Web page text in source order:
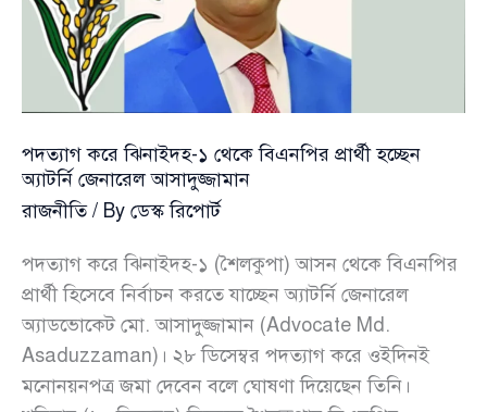
প্রথম
বৈঠক
পদত্যাগ করে ঝিনাইদহ-১ থেকে বিএনপির প্রার্থী হচ্ছেন
অ্যাটর্নি জেনারেল আসাদুজ্জামান
রাজনীতি/ By ডেস্ক রিপোর্ট
পদত্যাগ করে ঝিনাইদহ-১ (শৈলকুপা) আসন থেকে বিএনপির
প্রার্থী হিসেবে নির্বাচন করতে যাচ্ছেন অ্যাটর্নি জেনারেল
অ্যাডভোকেট মো. আসাদুজ্জামান (Advocate Md.
Asaduzzaman)। ২৮ ডিসেম্বর পদত্যাগ করে ওইদিনই
মনোনয়নপত্র জমা দেবেন বলে ঘোষণা দিয়েছেন তিনি।